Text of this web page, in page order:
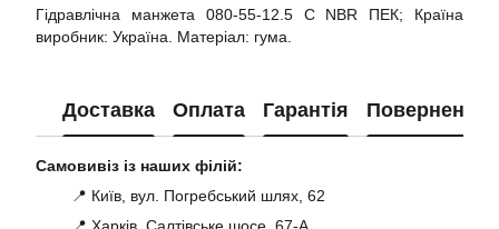
Гідравлічна манжета 080-55-12.5 С NBR ПЕК; Країна
виробник: Україна. Матеріал: гума.
Доставка Оплата Гарантія Повернення
Самовивіз із наших філій:
📍 Київ, вул. Погребський шлях, 62